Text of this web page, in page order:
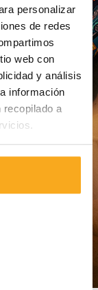
personalizar
de redes
web con
y análisis
información
recopilado a